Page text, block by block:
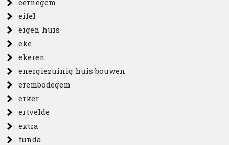
eernegem
eifel
eigen huis
eke
ekeren
energiezuinig huis bouwen
erembodegem
erker
ertvelde
extra
funda